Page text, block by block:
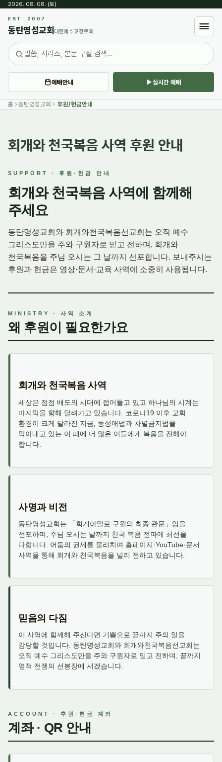
2026. 08. 08. (토) ·
EST. 2007
동탄명성교회 대한예수교장로회
예배안내 실시간 예배
홈 동탄명성교회 후원/헌금안내
회개와 천국복음 사역 후원 안내
SUPPORT · 후원·헌금 안내
회개와 천국복음 사역에 함께해
주세요
동탄명성교회와 회개와천국복음선교회는 오직 예수
그리스도만을 주와 구원자로 믿고 전하며, 회개와
천국복음을 주님 오시는 그 날까지 선포합니다. 보내주시는
후원과 헌금은 영상·문서·교육 사역에 소중히 사용됩니다.
MINISTRY · 사역 소개
왜 후원이 필요한가요
회개와 천국복음 사역
세상은 점점 배도의 시대에 접어들고 있고 하나님의 시계는
마지막을 향해 달려가고 있습니다. 코로나19 이후 교회
환경이 크게 달라진 지금, 동성애법과 차별금지법을
막아내고 있는 이 때에 더 많은 이들에게 복음을 전해야
합니다.
사명과 비전
동탄명성교회는 「회개야말로 구원의 최종 관문」임을
선포하며, 주님 오시는 날까지 천국 복음 전파에 최선을
다합니다. 어둠의 권세를 물리치며 홈페이지·YouTube·문서
사역을 통해 회개와 천국복음을 널리 전하고 있습니다.
믿음의 다짐
이 사역에 함께해 주신다면 기쁨으로 끝까지 주의 일을
감당할 것입니다. 동탄명성교회와 회개와천국복음선교회는
오직 예수 그리스도만을 주와 구원자로 믿고 전하며, 끝까지
영적 전쟁의 선봉장에 서겠습니다.
ACCOUNT · 후원·헌금 계좌
계좌 · QR 안내